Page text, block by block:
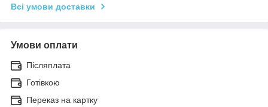
Всі умови доставки
Умови оплати
Післяплата
Готівкою
Переказ на картку